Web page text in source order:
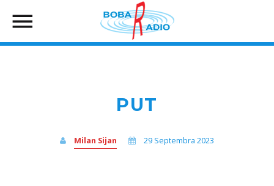
PUT
Milan Sijan 29 Septembra 2023